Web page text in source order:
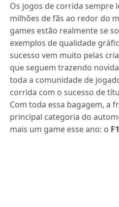
Os jogos de corrida sempre
milhões de fãs ao redor do
games estão realmente se
exemplos de qualidade
sucesso vem muito pelas
que seguem trazendo
toda a comunidade de
corrida com o sucesso de
Com toda essa bagagem, a
principal categoria do
mais um game esse ano: o